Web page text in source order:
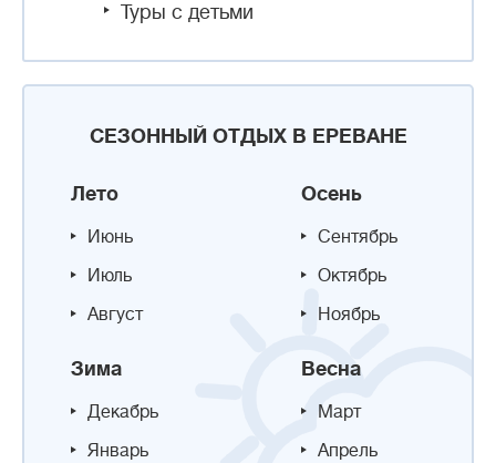
Туры с детьми
СЕЗОННЫЙ ОТДЫХ В ЕРЕВАНЕ
Лето
Июнь
Июль
Август
Осень
Сентябрь
Октябрь
Ноябрь
Зима
Декабрь
Январь
Весна
Март
Апрель